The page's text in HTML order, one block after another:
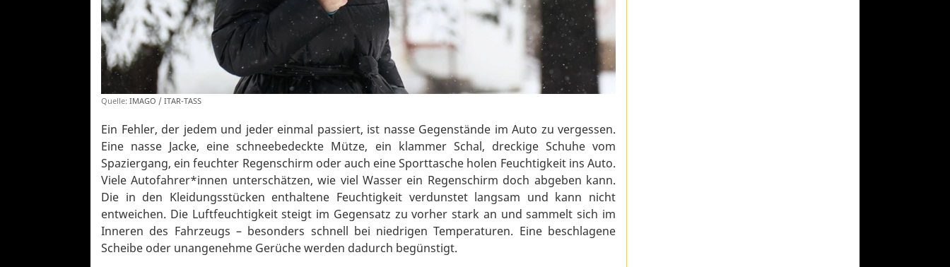
Quelle: IMAGO / ITAR-TASS
Ein Fehler, der jedem und jeder einmal passiert, ist nasse Gegenstände im Auto zu vergessen.
Eine nasse Jacke, eine schneebedeckte Mütze, ein klammer Schal, dreckige Schuhe vom
Spaziergang, ein feuchter Regenschirm oder auch eine Sporttasche holen Feuchtigkeit ins Auto.
Viele Autofahrer*innen unterschätzen, wie viel Wasser ein Regenschirm doch abgeben kann.
Die in den Kleidungsstücken enthaltene Feuchtigkeit verdunstet langsam und kann nicht
entweichen. Die Luftfeuchtigkeit steigt im Gegensatz zu vorher stark an und sammelt sich im
Inneren des Fahrzeugs – besonders schnell bei niedrigen Temperaturen. Eine beschlagene
Scheibe oder unangenehme Gerüche werden dadurch begünstigt.